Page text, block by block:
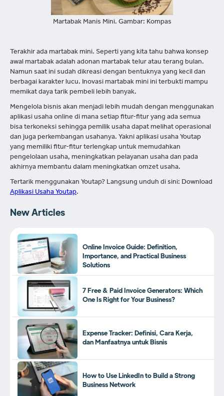
Martabak Manis Mini. Gambar: Kompas
Terakhir ada martabak mini. Seperti yang kita tahu bahwa konsep
awal martabak adalah adonan martabak telur atau terang bulan.
Namun saat ini sudah dikreasi dengan bentuknya yang kecil dan
berbagai karakter lucu. Inovasi martabak mini ini terbukti mampu
memikat daya tarik pembeli lebih banyak.
Mengelola bisnis akan menjadi lebih mudah dengan menggunakan
aplikasi usaha online di mana setiap fitur-fitur yang ada semua
bisa terkoneksi sehingga pemilik usaha dapat melihat operasional
dan juga perkembangan usahanya. Yakni aplikasi usaha Youtap
yang memiliki fitur-fitur terlengkap untuk memudahkan
pengelolaan usaha, meningkatkan pelayanan usaha dan pada
akhirnya membantu dalam meningkatkan omzet usaha.
Tertarik menggunakan Youtap? Langsung unduh di sini: Download
Aplikasi Usaha Youtap.
New Articles
Online Invoice Guide: Definition,
Importance, and Practical Business
Solutions
7 Free & Paid Invoice Generators: Which
One Is Right for Your Business?
Expense Tracker: Definisi, Cara Kerja,
dan Manfaatnya untuk Bisnis
How to Use LinkedIn to Build a Strong
Business Network